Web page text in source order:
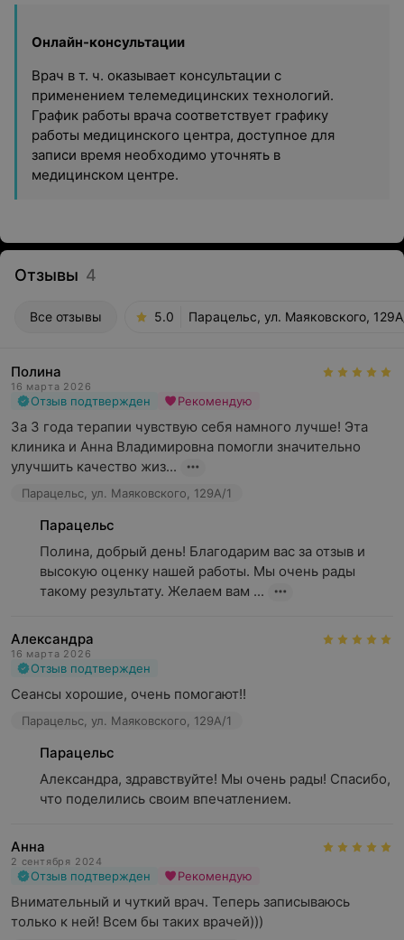
Онлайн-консультации
Врач в т. ч. оказывает консультации с
применением телемедицинских технологий.
График работы врача соответствует графику
работы медицинского центра, доступное для
записи время необходимо уточнять в
медицинском центре.
Отзывы 4
Все отзывы 5.0 Парацельс, ул. Маяковского,
Полина
16 марта 2026
Отзыв подтвержден Рекомендую
За 3 года терапии чувствую себя намного лучше! Эта
клиника и Анна Владимировна помогли значительно
улучшить качество жиз...
Парацельс, ул. Маяковского, 129А/1
Парацельс
Полина, добрый день! Благодарим вас за отзыв и
высокую оценку нашей работы. Мы очень рады
такому результату. Желаем вам ...
Александра
16 марта 2026
Отзыв подтвержден
Сеансы хорошие, очень помогают!!
Парацельс, ул. Маяковского, 129А/1
Парацельс
Александра, здравствуйте! Мы очень рады! Спасибо,
что поделились своим впечатлением.
Анна
2 сентября 2024
Отзыв подтвержден Рекомендую
Внимательный и чуткий врач. Теперь записываюсь
только к ней! Всем бы таких врачей)))